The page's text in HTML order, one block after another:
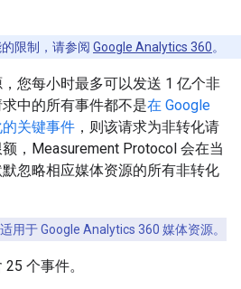
限制，请参阅 Google Analytics 360。
您每小时最多可以发送 1 亿个非
中的所有事件都不是在 Google
关键事件 ，则该请求为非转化请
，Measurement Protocol 会在当
忽略相应媒体资源的所有非转化
用于 Google Analytics 360 媒体资源。
个事件。